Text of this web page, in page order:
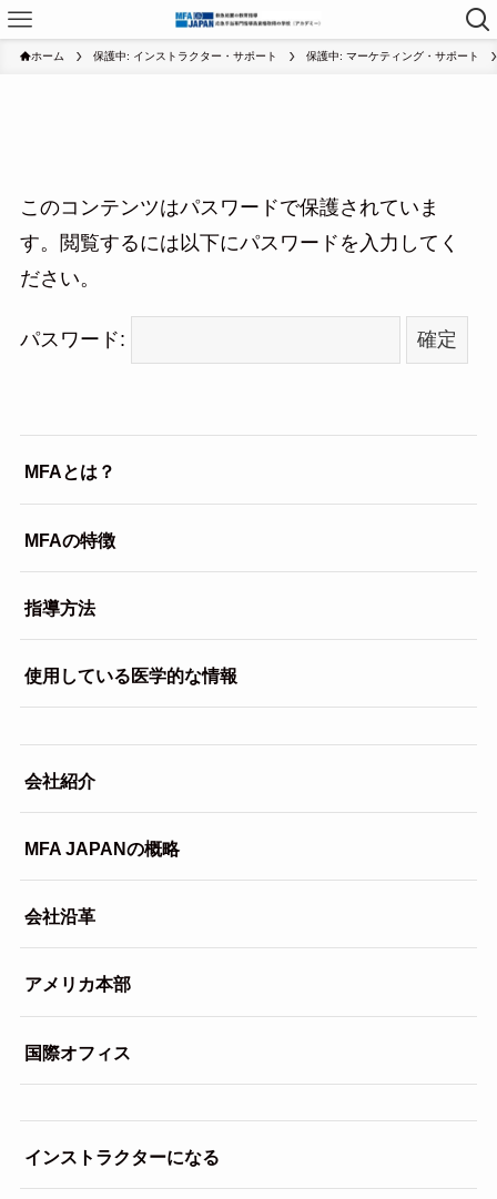
ホーム 保護中: インストラクター・サポート 保護中: マーケティング・サポート
このコンテンツはパスワードで保護されていま
す。閲覧するには以下にパスワードを入力してく
ださい。
パスワード:
MFAとは？
MFAの特徴
指導方法
使用している医学的な情報
会社紹介
MFA JAPANの概略
会社沿革
アメリカ本部
国際オフィス
インストラクターになる